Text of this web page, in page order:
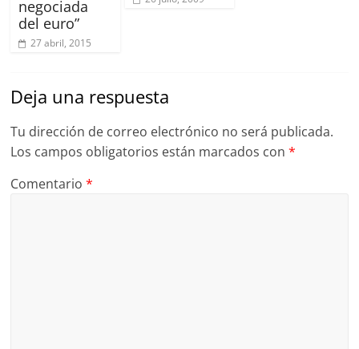
negociada
del euro”
27 abril, 2015
Deja una respuesta
Tu dirección de correo electrónico no será publicada.
Los campos obligatorios están marcados con*
Comentario*